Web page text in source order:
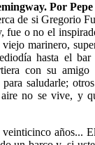
Por
de si Gregorio
fue o no el
marinero,
hasta el bar
con su amigo
saludarle;
no se vive, y
años...